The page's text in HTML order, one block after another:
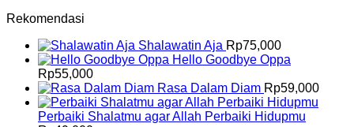
Rekomendasi
Shalawatin Aja Rp75,000
Hello Goodbye Oppa
Rp55,000
Rasa Dalam Diam Rp59,000
Perbaiki Shalatmu agar Allah Perbaiki Hidupmu